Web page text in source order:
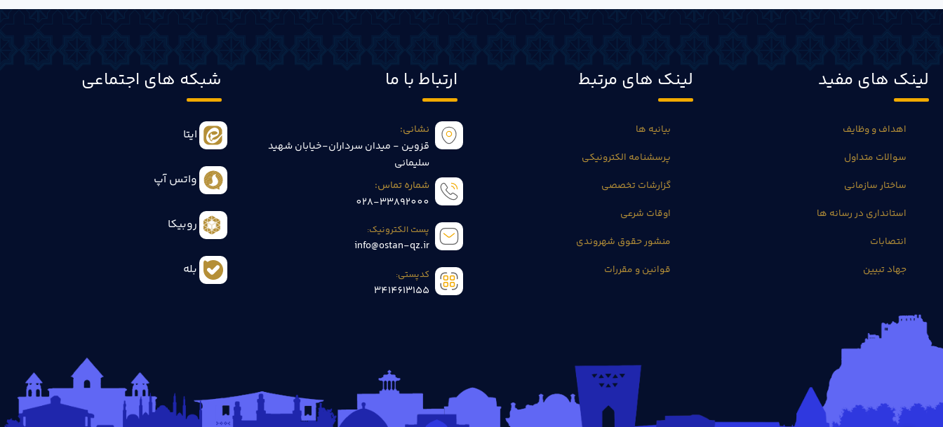
لینک های مفید
اهداف و وظایف
سوالات متداول
ساختار سازمانی
استانداری در رسانه ها
انتصابات
جهاد تبیین
لینک های مرتبط
بیانیه ها
پرسشنامه الکترونیکی
گزارشات تخصصی
اوقات شرعی
منشور حقوق شهروندی
قوانین و مقررات
ارتباط با ما
نشانی:
قزوین - میدان سرداران-خیابان شهید
سلیمانی
شماره تماس:
028-33892000
پست الکترونیک:
info@ostan-qz.ir
کدپستی:
3414613155
شبکه های اجتماعی
ایتا
واتس آپ
روبیکا
بله